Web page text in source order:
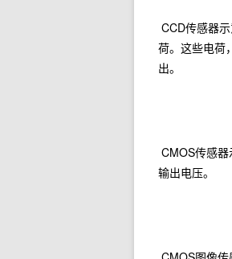
CCD传感器
荷。这些电荷
出。
CMOS传感
输出电压。